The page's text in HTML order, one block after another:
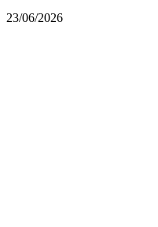
23/06/2026